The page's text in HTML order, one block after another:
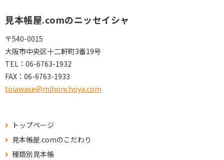
見本帳屋.comのニッセイシャ
〒540-0015
大阪市中央区十二軒町3番19号
TEL： 06-6763-1932
FAX： 06-6763-1933
toiawase@mihonchoya.com
トップページ
見本帳屋.comのこだわり
種類別見本帳